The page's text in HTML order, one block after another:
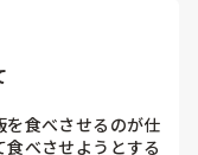
食べさせるのが仕
べさせようとする